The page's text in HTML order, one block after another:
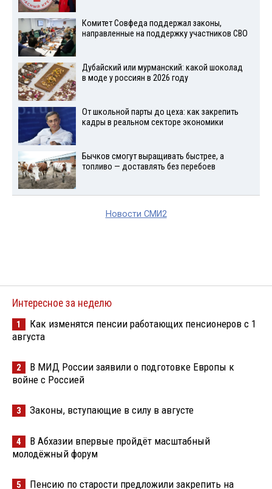
Комитет Совфеда поддержал законы,
направленные на поддержку участников СВО
Дубайский или мурманский: какой шоколад
в моде у россиян в 2026 году
От школьной парты до цеха: как закрепить
кадры в реальном секторе экономики
Бычков смогут выращивать быстрее, а
топливо — доставлять без перебоев
Новости СМИ2
Интересное за неделю
1
Как изменятся пенсии работающих пенсионеров с 1
августа
2
В МИД России заявили о подготовке Европы к
войне с Россией
3 Законы, вступающие в силу в августе
4
В Абхазии впервые пройдёт масштабный
молодёжный форум
5
Пенсию по старости предложили закрепить на